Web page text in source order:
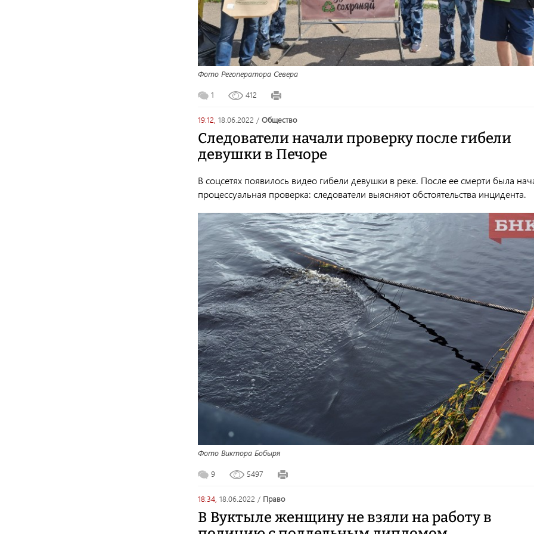
Фото Регоператора Севера
1 412
19:12, 18.06.2022 / общество
Следователи начали проверку после гибели
девушки в Печоре
В соцсетях появилось видео гибели девушки в реке. После ее смерти была
процессуальная проверка: следователи выясняют обстоятельства инцидента.
Фото Виктора Бобыря
9 5497
18:34, 18.06.2022 / право
В Вуктыле женщину не взяли на работу в